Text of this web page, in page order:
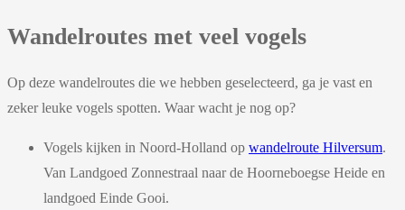
Wandelroutes met veel vogels
Op deze wandelroutes die we hebben geselecteerd, ga je vast en
zeker leuke vogels spotten. Waar wacht je nog op?
Vogels kijken in Noord-Holland op wandelroute Hilversum.
Van Landgoed Zonnestraal naar de Hoorneboegse Heide en
landgoed Einde Gooi.